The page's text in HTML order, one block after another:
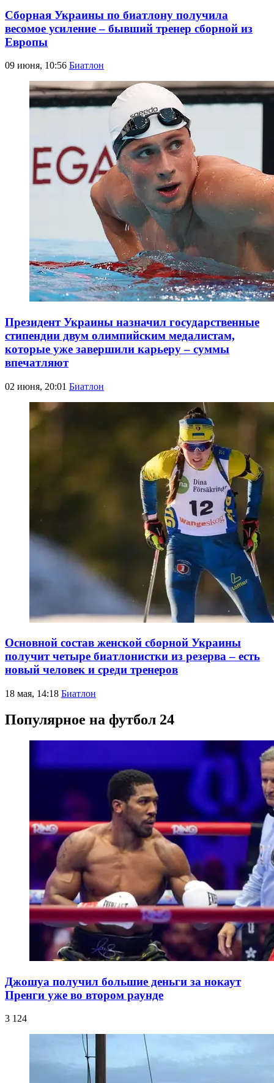
Сборная Украины по биатлону получила
весомое усиление – бывший тренер сборной из
Европы
09 июня, 10:56 Биатлон
Президент Украины назначил государственные
стипендии двум олимпийским медалистам,
которые уже завершили карьеру – суммы
впечатляют
02 июня, 20:01 Биатлон
Основной состав женской сборной Украины
получит четыре биатлонистки из резерва – есть
новый человек и среди тренеров
18 мая, 14:18 Биатлон
Популярное на футбол 24
Джошуа получил большие деньги за нокаут
Пренги уже во втором раунде
3 124